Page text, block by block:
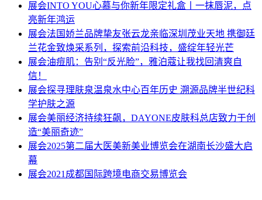
展会INTO YOU心慕与你新年限定礼盒丨一抹唇泥，点
亮新年鸿运
展会法国娇兰品牌挚友张云龙亲临深圳茂业天地 携御廷
兰花金致焕采系列，探索前沿科技，盛绽年轻光芒
展会油痘肌：告别“反光脸”，雅泊蔻让我找回清爽自
信！
展会探寻理肤泉温泉水中心百年历史 溯源品牌半世纪科
学护肤之源
展会美丽经济持续狂飙，DAYONE皮肤科总店致力于创
造“美丽奇迹”
展会2025第二届大医美新美业博览会在湖南长沙盛大启
幕
展会2021成都国际跨境电商交易博览会